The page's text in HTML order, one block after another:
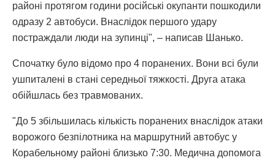
районі протягом години російські окупанти пошкодили
одразу 2 автобуси. Внаслідок першого удару
постраждали люди на зупинці", – написав Шанько.
Спочатку було відомо про 4 поранених. Вони всі були
ушпиталені в стані середньої тяжкості. Друга атака
обійшлась без травмованих.
"До 5 збільшилась кількість поранених внаслідок атаки
ворожого безпілотника на маршрутний автобус у
Корабельному районі близько 7:30. Медична допомога